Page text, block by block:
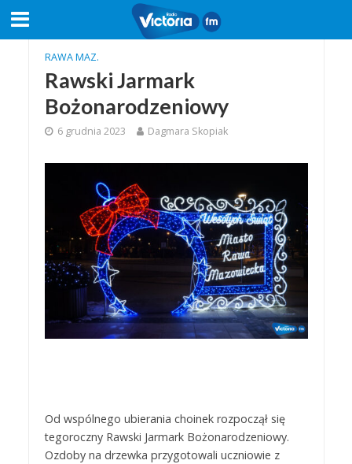
RAWA MAZ.
Rawski Jarmark
Bożonarodzeniowy
6 grudnia 2023 Dagmara Skopiak
Od wspólnego ubierania choinek rozpoczął się
tegoroczny Rawski Jarmark Bożonarodzeniowy.
Ozdoby na drzewka przygotowali uczniowie z